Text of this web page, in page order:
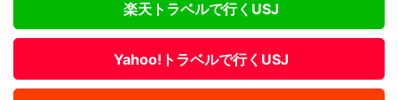
楽天トラベルで行くUSJ
Yahoo!トラベルで行くUSJ